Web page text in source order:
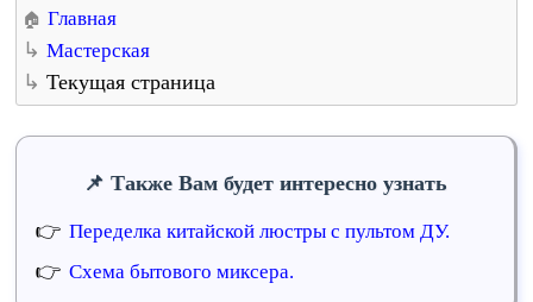
Главная
Мастерская
Текущая страница
Также Вам будет интересно узнать
Переделка китайской люстры с пультом ДУ.
Схема бытового миксера.